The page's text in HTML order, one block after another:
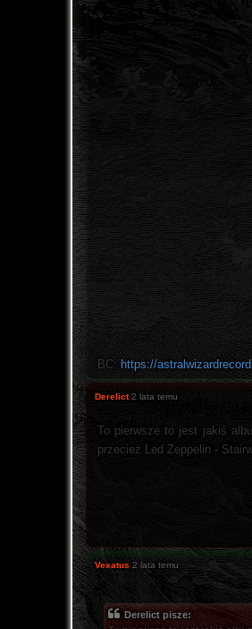
BC: https://
Derelict 2 lata temu
To pierwsze to jest jakiś
przecież Led Zeppelin -
Vexatus 2 lata temu
Derelict pisze: